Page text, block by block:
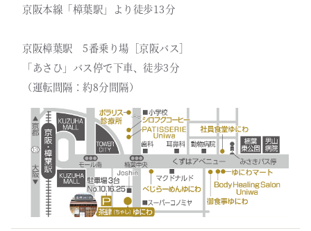
京阪本線「樟葉駅」より徒歩13分
京阪樟葉駅 5番乗り場［京阪バス］
「あさひ」バス停で下車、徒歩3分
（運転間隔：約8分間隔）